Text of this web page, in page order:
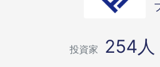
投資家 254人